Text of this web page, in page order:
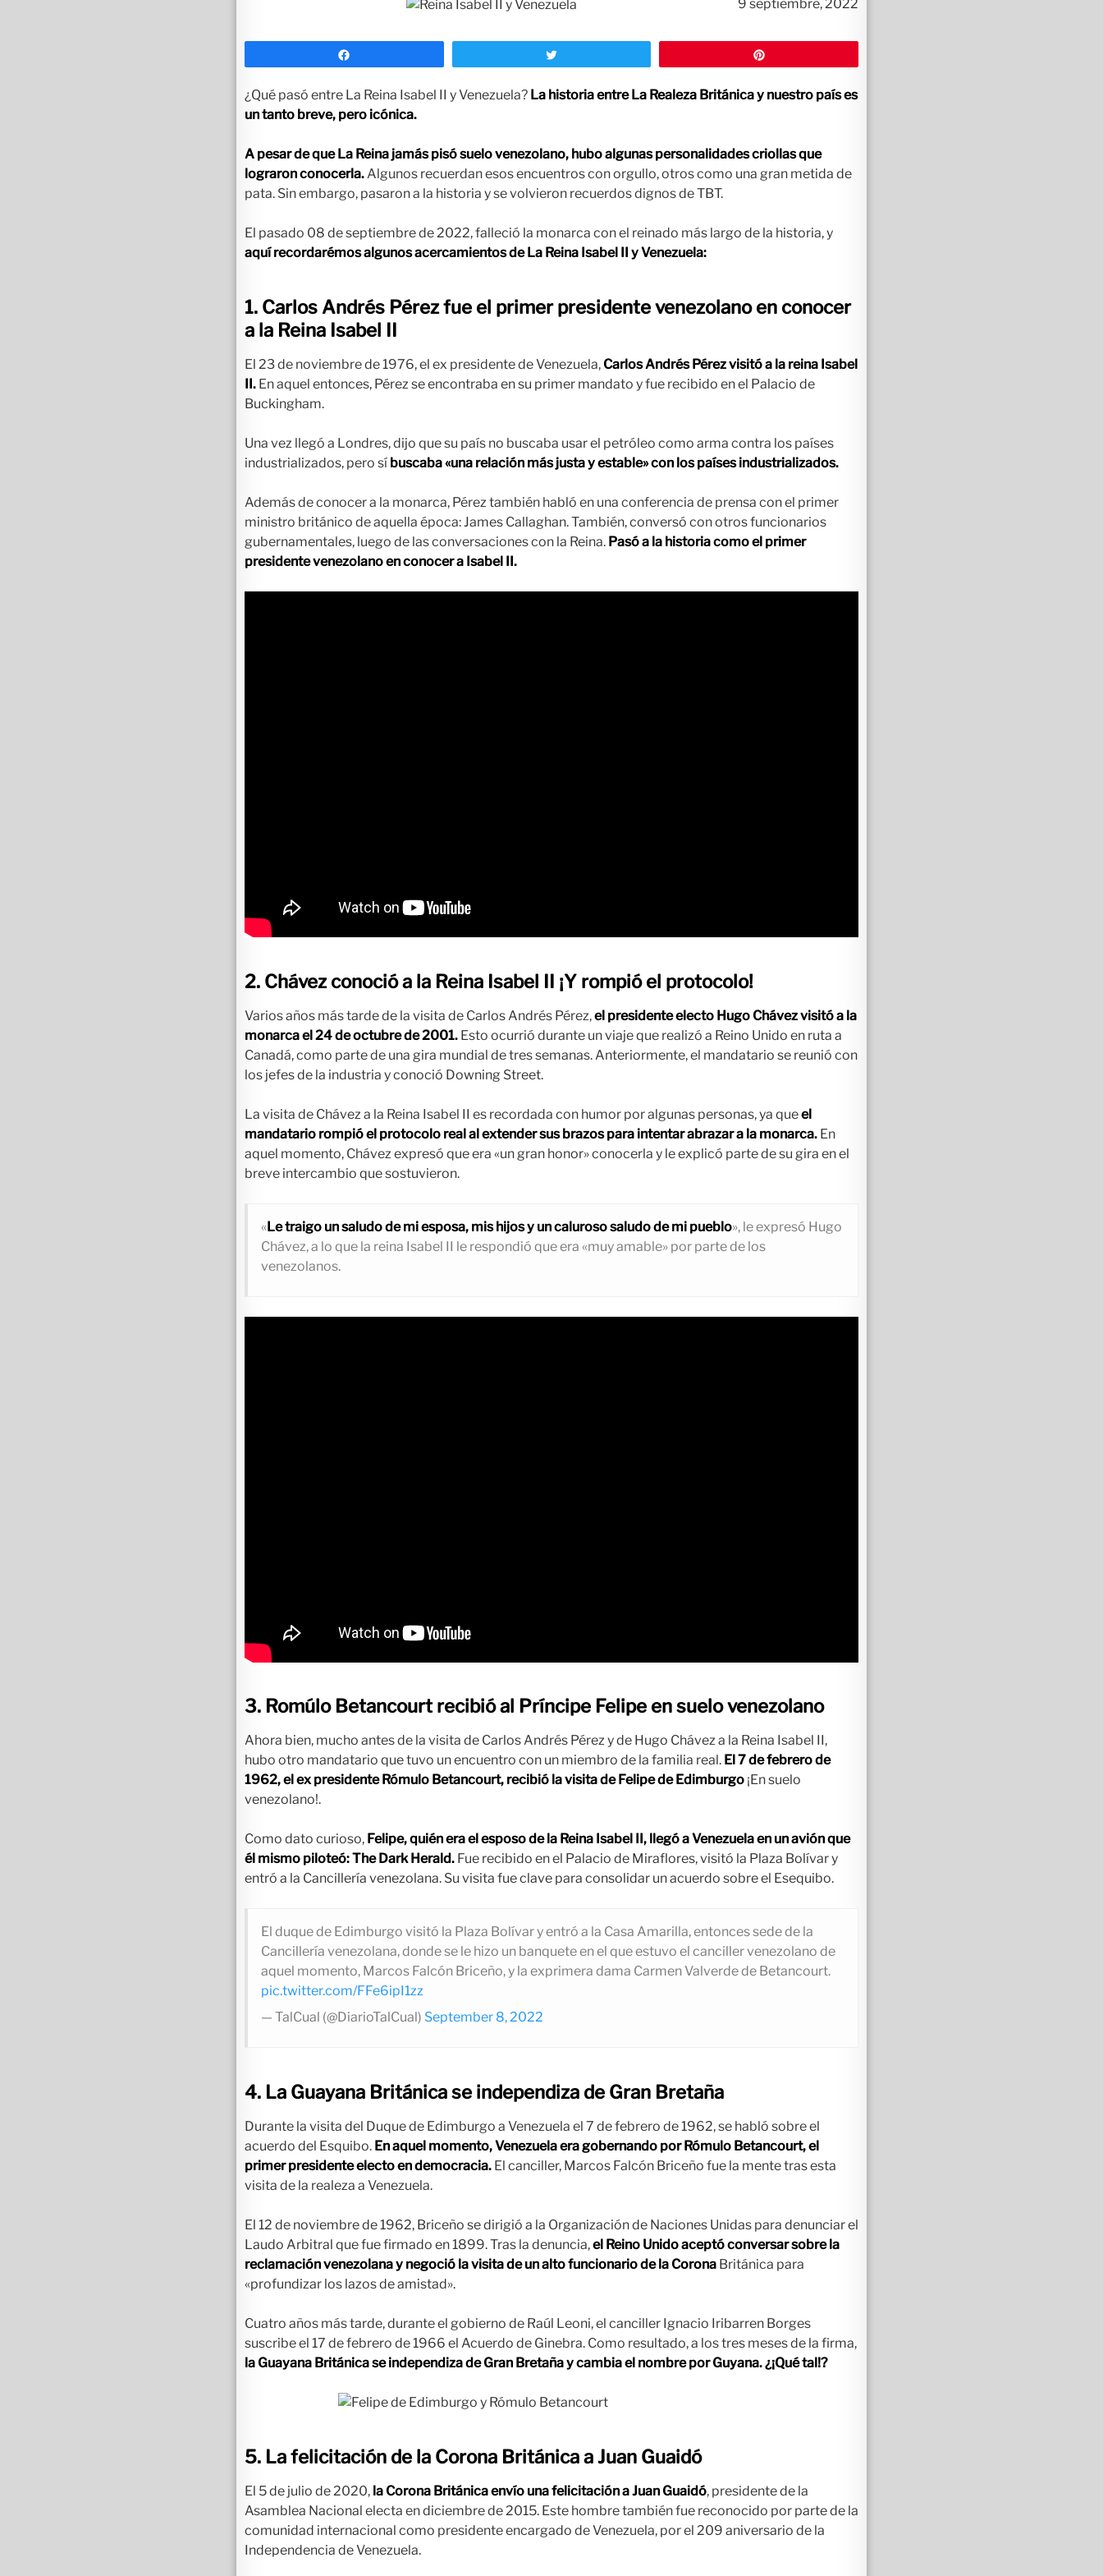
9 septiembre, 2022
¿Qué pasó entre La Reina Isabel II y Venezuela? La historia entre La Realeza Británica y nuestro país es
un tanto breve, pero icónica.
A pesar de que La Reina jamás pisó suelo venezolano, hubo algunas personalidades criollas que
lograron conocerla. Algunos recuerdan esos encuentros con orgullo, otros como una gran metida de
pata. Sin embargo, pasaron a la historia y se volvieron recuerdos dignos de TBT.
El pasado 08 de septiembre de 2022, falleció la monarca con el reinado más largo de la historia, y
aquí recordarémos algunos acercamientos de La Reina Isabel II y Venezuela:
1. Carlos Andrés Pérez fue el primer presidente venezolano en conocer
a la Reina Isabel II
El 23 de noviembre de 1976, el ex presidente de Venezuela, Carlos Andrés Pérez visitó a la reina Isabel
II. En aquel entonces, Pérez se encontraba en su primer mandato y fue recibido en el Palacio de
Buckingham.
Una vez llegó a Londres, dijo que su país no buscaba usar el petróleo como arma contra los países
industrializados, pero sí buscaba «una relación más justa y estable» con los países industrializados.
Además de conocer a la monarca, Pérez también habló en una conferencia de prensa con el primer
ministro británico de aquella época: James Callaghan. También, conversó con otros funcionarios
gubernamentales, luego de las conversaciones con la Reina. Pasó a la historia como el primer
presidente venezolano en conocer a Isabel II.
2. Chávez conoció a la Reina Isabel II ¡Y rompió el protocolo!
Varios años más tarde de la visita de Carlos Andrés Pérez,el presidente electo Hugo Chávez visitó a la
monarca el 24 de octubre de 2001. Esto ocurrió durante un viaje que realizó a Reino Unido en ruta a
Canadá, como parte de una gira mundial de tres semanas. Anteriormente, el mandatario se reunió con
los jefes de la industria y conoció Downing Street.
La visita de Chávez a la Reina Isabel II es recordada con humor por algunas personas, ya queel
mandatario rompió el protocolo real al extender sus brazos para intentar abrazar a la monarca. En
aquel momento, Chávez expresó que era «un gran honor» conocerla y le explicó parte de su gira en el
breve intercambio que sostuvieron.
«Le traigo un saludo de mi esposa, mis hijos y un caluroso saludo de mi pueblo», le expresó Hugo
Chávez, a lo que la reina Isabel II le respondió que era «muy amable» por parte de los
venezolanos.
3. Romúlo Betancourt recibió al Príncipe Felipe en suelo venezolano
Ahora bien, mucho antes de la visita de Carlos Andrés Pérez y de Hugo Chávez a la Reina Isabel II,
hubo otro mandatario que tuvo un encuentro con un miembro de la familia real. El 7 de febrero de
1962, el ex presidente Rómulo Betancourt, recibió la visita de Felipe de Edimburgo ¡En suelo
venezolano!.
Como dato curioso, Felipe, quién era el esposo de la Reina Isabel II, llegó a Venezuela en un avión que
él mismo piloteó: The Dark Herald. Fue recibido en el Palacio de Miraflores, visitó la Plaza Bolívar y
entró a la Cancillería venezolana. Su visita fue clave para consolidar un acuerdo sobre el Esequibo.
El duque de Edimburgo visitó la Plaza Bolívar y entró a la Casa Amarilla, entonces sede de la
Cancillería venezolana, donde se le hizo un banquete en el que estuvo el canciller venezolano de
aquel momento, Marcos Falcón Briceño, y la exprimera dama Carmen Valverde de Betancourt.
pic.twitter.com/FFe6ipI1zz
— TalCual (@DiarioTalCual) September 8, 2022
4. La Guayana Británica se independiza de Gran Bretaña
Durante la visita del Duque de Edimburgo a Venezuela el 7 de febrero de 1962, se habló sobre el
acuerdo del Esquibo. En aquel momento, Venezuela era gobernando por Rómulo Betancourt, el
primer presidente electo en democracia. El canciller, Marcos Falcón Briceño fue la mente tras esta
visita de la realeza a Venezuela.
El 12 de noviembre de 1962, Briceño se dirigió a la Organización de Naciones Unidas para denunciar el
Laudo Arbitral que fue firmado en 1899. Tras la denuncia,el Reino Unido aceptó conversar sobre la
reclamación venezolana y negoció la visita de un alto funcionario de la Corona Británica para
«profundizar los lazos de amistad».
Cuatro años más tarde, durante el gobierno de Raúl Leoni, el canciller Ignacio Iribarren Borges
suscribe el 17 de febrero de 1966 el Acuerdo de Ginebra. Como resultado, a los tres meses de la firma,
la Guayana Británica se independiza de Gran Bretaña y cambia el nombre por Guyana. ¿¡Qué tal!?
5. La felicitación de la Corona Británica a Juan Guaidó
El 5 de julio de 2020, la Corona Británica envío una felicitación a Juan Guaidó, presidente de la
Asamblea Nacional electa en diciembre de 2015. Este hombre también fue reconocido por parte de la
comunidad internacional como presidente encargado de Venezuela, por el 209 aniversario de la
Independencia de Venezuela.